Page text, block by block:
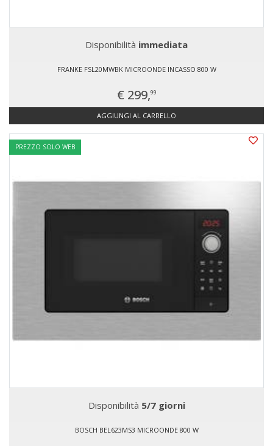
Disponibilità immediata
FRANKE FSL20MWBK MICROONDE INCASSO 800 W
€ 299,99
AGGIUNGI AL CARRELLO
PREZZO SOLO WEB
Disponibilità 5/7 giorni
BOSCH BEL623MS3 MICROONDE 800 W